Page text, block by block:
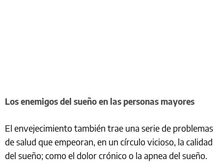
Los enemigos del sueño en las personas mayores
El envejecimiento también trae una serie de problemas
de salud que empeoran, en un círculo vicioso, la calidad
del sueño; como el dolor crónico o la apnea del sueño.